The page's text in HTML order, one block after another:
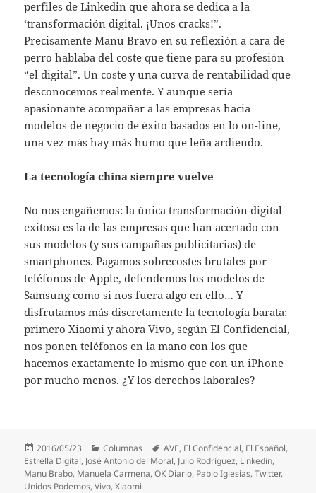
perfiles de Linkedin que ahora se dedica a la
‘transformación digital. ¡Unos cracks!”.
Precisamente Manu Bravo en su reflexión a cara de
perro hablaba del coste que tiene para su profesión
“el digital”. Un coste y una curva de rentabilidad que
desconocemos realmente. Y aunque sería
apasionante acompañar a las empresas hacia
modelos de negocio de éxito basados en lo on-line,
una vez más hay más humo que leña ardiendo.
La tecnología china siempre vuelve
No nos engañemos: la única transformación digital
exitosa es la de las empresas que han acertado con
sus modelos (y sus campañas publicitarias) de
smartphones. Pagamos sobrecostes brutales por
teléfonos de Apple, defendemos los modelos de
Samsung como si nos fuera algo en ello… Y
disfrutamos más discretamente la tecnología barata:
primero Xiaomi y ahora Vivo, según El Confidencial,
nos ponen teléfonos en la mano con los que
hacemos exactamente lo mismo que con un iPhone
por mucho menos. ¿Y los derechos laborales?
Publicado
el
2016/05/23 Categorías
Columnas Etiquetas
AVE, El Confidencial, El Español,
Estrella Digital, José Antonio del Moral, Julio Rodríguez, Linkedin,
Manu Brabo, Manuela Carmena,OK Diario, Pablo Iglesias,Twitter,
Unidos Podemos,Vivo,Xiaomi